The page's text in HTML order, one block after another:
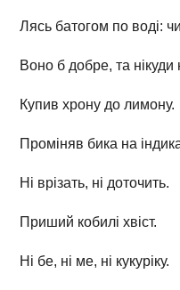
Лясь батогом по воді:
Воно б добре, та нікуди
Купив хрону до лимону.
Проміняв бика на
Ні врізать, ні доточить.
Приший кобилі хвіст.
Ні бе, ні ме, ні кукуріку.